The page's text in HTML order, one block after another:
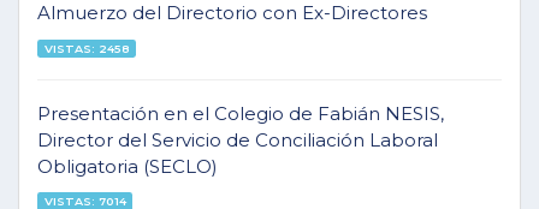
Almuerzo del Directorio con Ex-Directores
VISTAS: 2458
Presentación en el Colegio de Fabián NESIS,
Director del Servicio de Conciliación Laboral
Obligatoria (SECLO)
VISTAS: 7014